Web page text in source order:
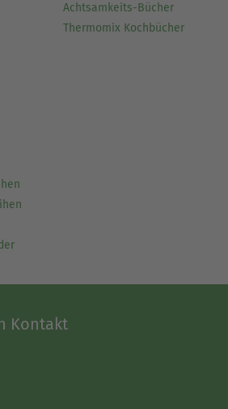
Achtsamkeits-Bücher
Thermomix Kochbücher
Kontakt